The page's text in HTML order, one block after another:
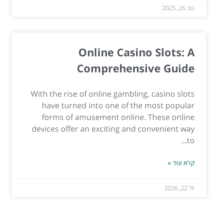
נוב 26, 2025
Online Casino Slots: A
Comprehensive Guide
With the rise of online gambling, casino slots
have turned into one of the most popular
forms of amusement online. These online
devices offer an exciting and convenient way
to...
קרא עוד »
יול 22, 2026